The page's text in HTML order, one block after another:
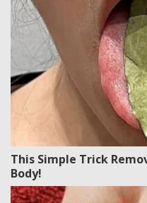
This Simple Trick
Body!